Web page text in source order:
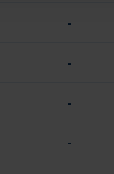
-
-
-
-